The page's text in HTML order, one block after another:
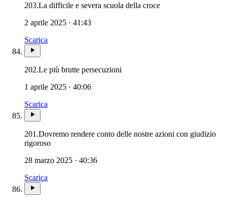
203.La difficile e severa scuola della croce
2 aprile 2025 · 41:43
Scarica
202.Le più brutte persecuzioni
1 aprile 2025 · 40:06
Scarica
201.Dovremo rendere conto delle nostre azioni con giudizio
rigorosoNovissimi · Morte · Inferno · Paradiso · Purgatorio
28 marzo 2025 · 40:36
Scarica